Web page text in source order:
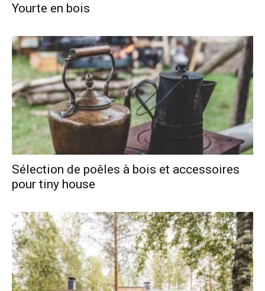
Yourte en bois
Sélection de poêles à bois et accessoires
pour tiny house